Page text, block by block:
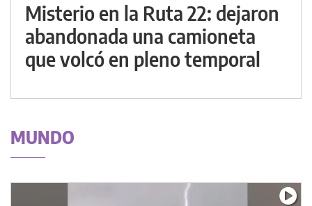
Misterio en la Ruta 22: dejaron
abandonada una camioneta
que volcó en pleno temporal
MUNDO